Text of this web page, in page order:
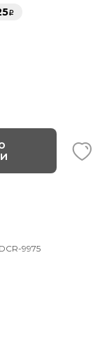
DCR-9975